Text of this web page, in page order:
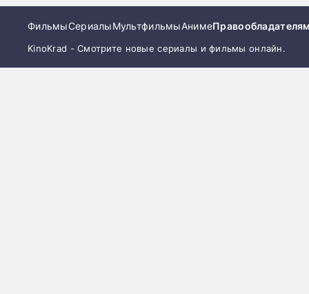
ФильмыСериалыМультфильмыАниме
KinoKrad - Смотрите новые сериалы и фильмы онлайн.